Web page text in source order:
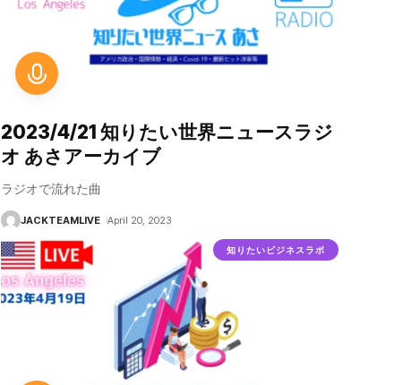
2023/4/21 知りたい世界ニュースラジ
オ あさアーカイブ
ラジオで流れた曲
JACKTEAMLIVE April 20, 2023
知りたいビジネスラボ